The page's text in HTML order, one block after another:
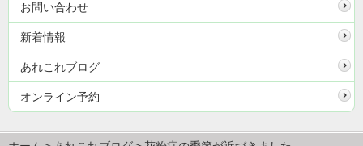
お問い合わせ
新着情報
あれこれブログ
オンライン予約